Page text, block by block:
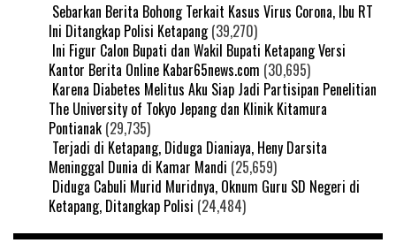
Sebarkan Berita Bohong Terkait Kasus Virus Corona, Ibu RT
Ini Ditangkap Polisi Ketapang (39,270)
Ini Figur Calon Bupati dan Wakil Bupati Ketapang Versi
Kantor Berita Online Kabar65news.com (30,695)
Karena Diabetes Melitus Aku Siap Jadi Partisipan Penelitian
The University of Tokyo Jepang dan Klinik Kitamura
Pontianak (29,735)
Terjadi di Ketapang, Diduga Dianiaya, Heny Darsita
Meninggal Dunia di Kamar Mandi (25,659)
Diduga Cabuli Murid Muridnya, Oknum Guru SD Negeri di
Ketapang, Ditangkap Polisi (24,484)